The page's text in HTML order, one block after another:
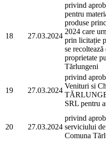
18 27.03.2024
privind
pentru
produse
2024 care
prin licitație
se
proprietate
Tărlungeni
19 27.03.2024
privind
Venituri si
SRL pentru
20 27.03.2024
privind
serviciului
Comuna